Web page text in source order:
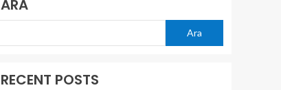
ARA
Ara
RECENT POSTS